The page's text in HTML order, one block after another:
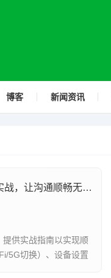
博客 新闻资讯
视频通话与语音消息优化实战，让沟通顺畅无阻的技巧全解析
供实战指南以实现顺
5G切换）、设备设置